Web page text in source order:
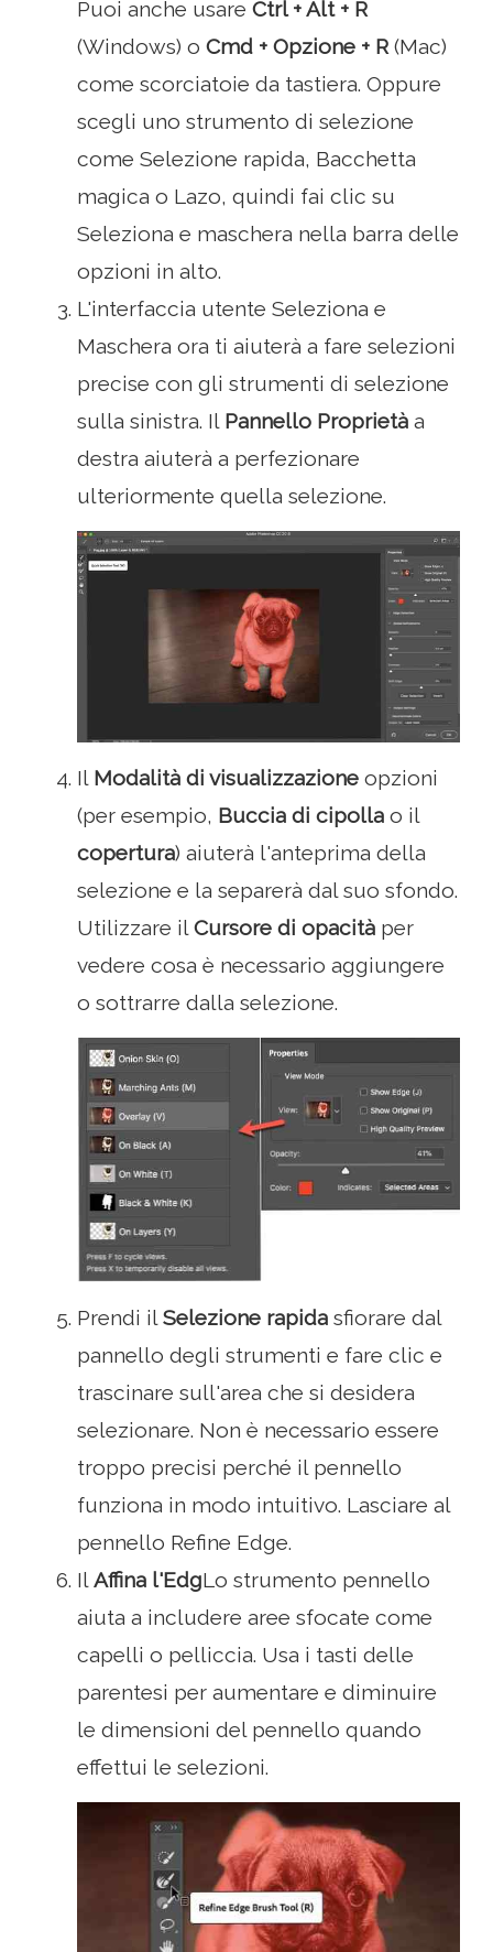
Puoi anche usare Ctrl + Alt + R
(Windows) o Cmd + Opzione + R (Mac)
come scorciatoie da tastiera. Oppure
scegli uno strumento di selezione
come Selezione rapida, Bacchetta
magica o Lazo, quindi fai clic su
Seleziona e maschera nella barra delle
opzioni in alto.
L'interfaccia utente Seleziona e
Maschera ora ti aiuterà a fare selezioni
precise con gli strumenti di selezione
sulla sinistra. Il Pannello Proprietà a
destra aiuterà a perfezionare
ulteriormente quella selezione.
Il Modalità di visualizzazione opzioni
(per esempio, Buccia di cipolla o il
copertura) aiuterà l'anteprima della
selezione e la separerà dal suo sfondo.
Utilizzare il Cursore di opacità per
vedere cosa è necessario aggiungere
o sottrarre dalla selezione.
Prendi ilSelezione rapida sfiorare dal
pannello degli strumenti e fare clic e
trascinare sull'area che si desidera
selezionare. Non è necessario essere
troppo precisi perché il pennello
funziona in modo intuitivo. Lasciare al
pennello Refine Edge.
IlAffina l'EdgLo strumento pennello
aiuta a includere aree sfocate come
capelli o pelliccia. Usa i tasti delle
parentesi per aumentare e diminuire
le dimensioni del pennello quando
effettui le selezioni.